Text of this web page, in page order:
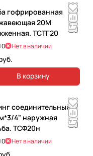
гофрированная
20М
ТСТГ20
0 Нет в наличии
В корзину
соединительный
4" наружная
ТСФ20н
0 Нет в наличии